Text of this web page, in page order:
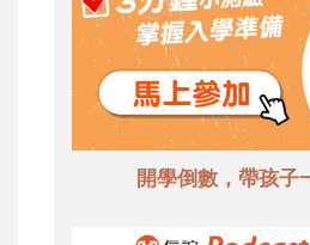
開學倒數，帶孩子